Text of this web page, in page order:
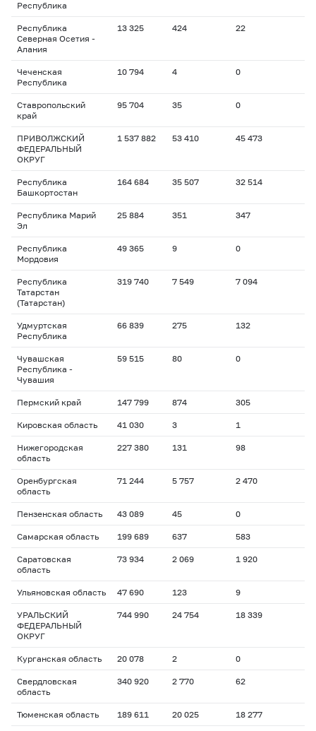
Республика
Республика
Северная Осетия -
Алания
13 325 424 22
Чеченская
Республика
10 794 4 0
Ставропольский
край
95 704 35 0
ПРИВОЛЖСКИЙ
ФЕДЕРАЛЬНЫЙ
ОКРУГ
1 537 882 53 410 45 473
Республика
Башкортостан
164 684 35 507 32 514
Республика Марий
Эл
25 884 351 347
Республика
Мордовия
49 365 9 0
Республика
Татарстан
(Татарстан)
319 740 7 549 7 094
Удмуртская
Республика
66 839 275 132
Чувашская
Республика -
Чувашия
59 515 80 0
Пермский край 147 799 874 305
Кировская область 41 030 3 1
Нижегородская
область
227 380 131 98
Оренбургская
область
71 244 5 757 2 470
Пензенская область 43 089 45 0
Самарская область 199 689 637 583
Саратовская
область
73 934 2 069 1 920
Ульяновская область 47 690 123 9
УРАЛЬСКИЙ
ФЕДЕРАЛЬНЫЙ
ОКРУГ
744 990 24 754 18 339
Курганская область 20 078 2 0
Свердловская
область
340 920 2 770 62
Тюменская область 189 611 20 025 18 277